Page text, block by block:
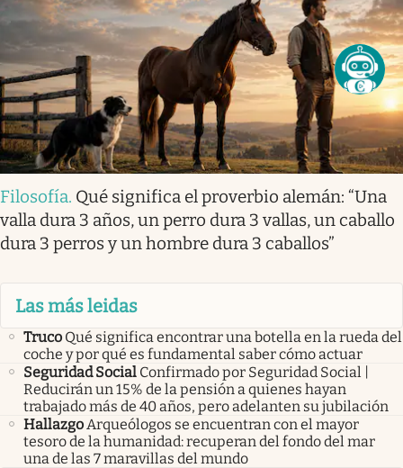
Filosofía. Qué significa el proverbio alemán: “Una
valla dura 3 años, un perro dura 3 vallas, un caballo
dura 3 perros y un hombre dura 3 caballos”
Las más leidas
Truco Qué significa encontrar una botella en la rueda del
coche y por qué es fundamental saber cómo actuar
Seguridad Social Confirmado por Seguridad Social |
Reducirán un 15% de la pensión a quienes hayan
trabajado más de 40 años, pero adelanten su jubilación
HallazgoArqueólogos se encuentran con el mayor
tesoro de la humanidad: recuperan del fondo del mar
una de las 7 maravillas del mundo